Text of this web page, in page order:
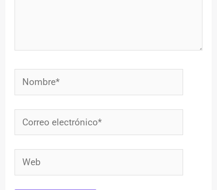
Nombre*
Correo
electrónico*
Web